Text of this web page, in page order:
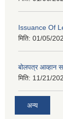
Issuance Of
मिति: 01/05/
बोलपत्र आव्हान
मिति: 11/21/
अन्य